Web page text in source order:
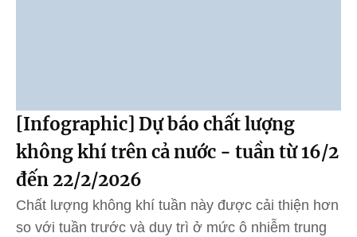
[Infographic] Dự báo chất lượng
không khí trên cả nước - tuần từ 16/2
đến 22/2/2026
Chất lượng không khí tuần này được cải thiện hơn
so với tuần trước và duy trì ở mức ô nhiễm trung